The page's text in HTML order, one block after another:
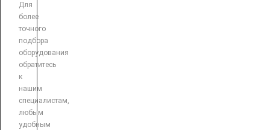
Для
более
точного
подбора
оборудования
обратитесь
к
нашим
специалистам,
любым
удобным